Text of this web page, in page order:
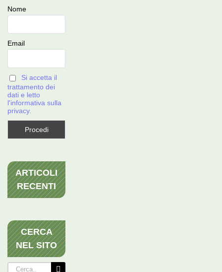
Nome
Email
Si accetta il
trattamento dei
dati e letto
l'informativa sulla
privacy.
ARTICOLI
RECENTI
CERCA
NEL SITO
Cerca